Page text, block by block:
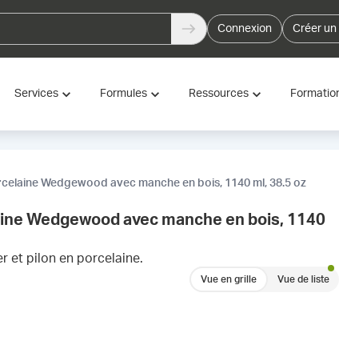
Connexion Créer
Services Formules Ressources
Wedgewood avec manche en bois, 1140 ml, 38.5 oz
Wedgewood avec manche en bois, 1140
et pilon en porcelaine.
Vue en grille Vue de liste